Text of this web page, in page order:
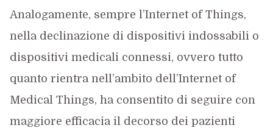
Analogamente, sempre l’Internet of Things,
nella declinazione di dispositivi indossabili o
dispositivi medicali connessi, ovvero tutto
quanto rientra nell’ambito dell’Internet of
Medical Things, ha consentito di seguire con
maggiore efficacia il decorso dei pazienti